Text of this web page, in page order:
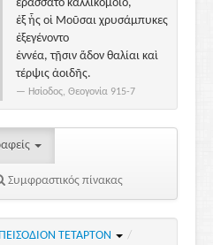
ἐράσσατο καλλικόμοιο,
ἐξ ἧς οἱ Μοῦσαι χρυσάμπυκες
ἐξεγένοντο
ἐννέα, τῇσιν ἅδον θαλίαι καὶ
τέρψις ἀοιδῆς.
Ησίοδος, Θεογονία 915-7
Συμφραστικός πίνακας
ΤΕΤΑΡΤΟΝ
/